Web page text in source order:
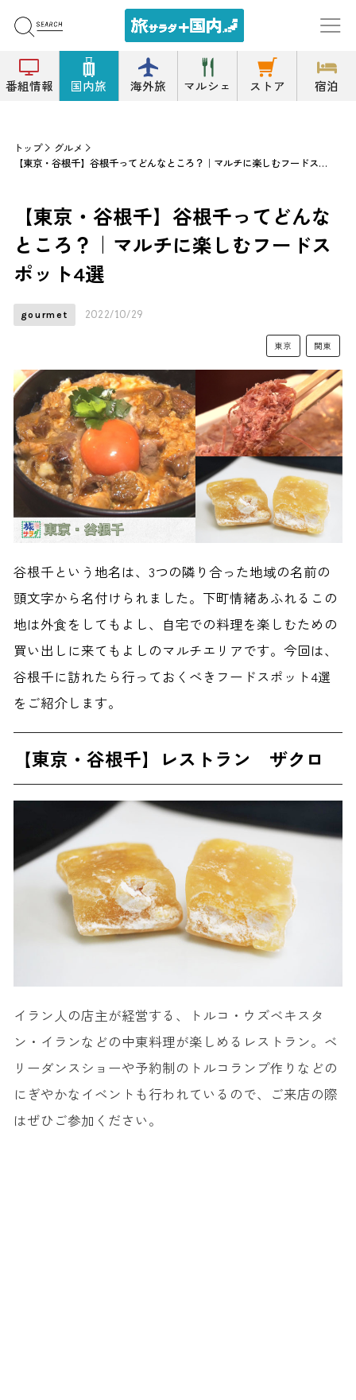
番組情報 国内旅 海外旅 マルシェ ストア 宿泊
トップ
グルメ
【東京・谷根千】谷根千ってどんなところ？｜マルチに楽しむフードスポット4選
【東京・谷根千】谷根千ってどんな
ところ？｜マルチに楽しむフードス
ポット4選
gourmet 2022/10/29
東京 関東
谷根千という地名は、3つの隣り合った地域の名前の
頭文字から名付けられました。下町情緒あふれるこの
地は外食をしてもよし、自宅での料理を楽しむための
買い出しに来てもよしのマルチエリアです。 今回は、
谷根千に訪れたら行っておくべきフードスポット4選
をご紹介します。
【東京・谷根千】レストラン ザクロ
イラン人の店主が経営する、トルコ・ウズベキスタ
ン・イランなどの中東料理が楽しめるレストラン。ベ
リーダンスショーや予約制のトルコランプ作りなどの
にぎやかなイベントも行われているので、ご来店の際
はぜひご参加ください。